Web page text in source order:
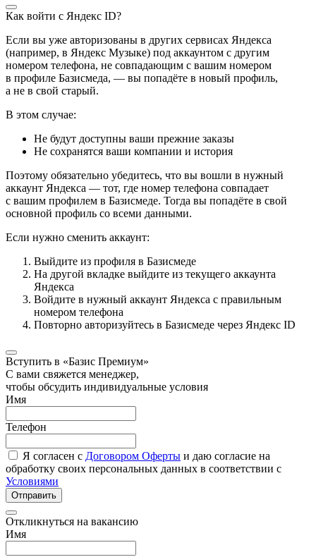
Как войти с Яндекс ID?
Если вы уже авторизованы в других сервисах Яндекса
(например, в Яндекс Музыке) под аккаунтом с другим
номером телефона, не совпадающим с вашим номером
в профиле Базисмеда, — вы попадёте в новый профиль,
а не в свой старый.
В этом случае:
Не будут доступны ваши прежние заказы
Не сохранятся ваши компании и история
Поэтому обязательно убедитесь, что вы вошли в нужный
аккаунт Яндекса — тот, где номер телефона совпадает
с вашим профилем в Базисмеде. Тогда вы попадёте в свой
основной профиль со всеми данными.
Если нужно сменить аккаунт:
Выйдите из профиля в Базисмеде
На другой вкладке выйдите из текущего аккаунта
Яндекса
Войдите в нужный аккаунт Яндекса с правильным
номером телефона
Повторно авторизуйтесь в Базисмеде через Яндекс ID
Вступить в «Базис Премиум»
С вами свяжется менеджер,
чтобы обсудить индивидуальные условия
Имя
Телефон
Я согласен с Договором Оферты и даю согласие на
обработку своих персональных данных в соответствии с
Условиями
Отправить
Откликнуться на вакансию
Имя